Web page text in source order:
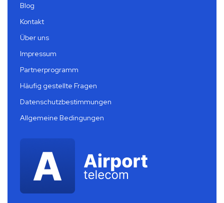
Blog
Kontakt
Über uns
Impressum
Partnerprogramm
Häufig gestellte Fragen
Datenschutzbestimmungen
Allgemeine Bedingungen